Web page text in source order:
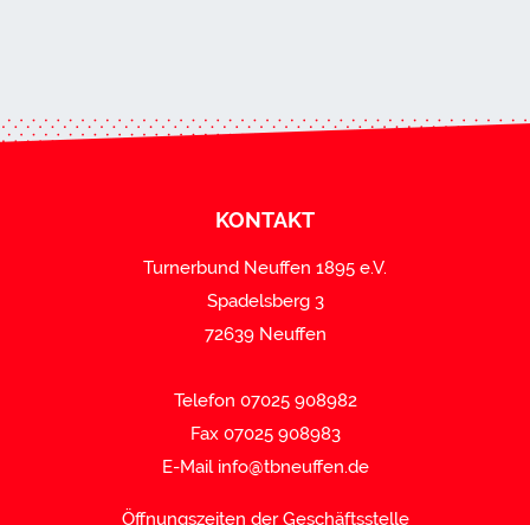
KONTAKT
Turnerbund Neuffen 1895 e.V.
Spadelsberg 3
72639 Neuffen
Telefon 07025 908982
Fax 07025 908983
E-Mail info@tbneuffen.de
Öffnungszeiten der Geschäftsstelle